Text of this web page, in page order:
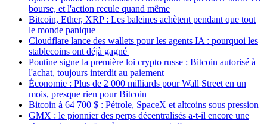
bourse, et l'action recule quand même
Bitcoin, Ether, XRP : Les baleines achètent pendant que tout
le monde panique
Cloudflare lance des wallets pour les agents IA : pourquoi les
stablecoins ont déjà gagné
Poutine signe la première loi crypto russe : Bitcoin autorisé à
l'achat, toujours interdit au paiement
Économie : Plus de 2 000 milliards pour Wall Street en un
mois, presque rien pour Bitcoin
Bitcoin à 64 700 $ : Pétrole, SpaceX et altcoins sous pression
GMX : le pionnier des perps décentralisés a-t-il encore une